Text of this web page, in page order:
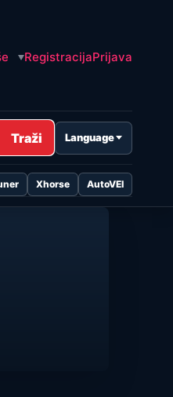
RegistracijaPrijava
Traži Language
Xhorse AutoVEI